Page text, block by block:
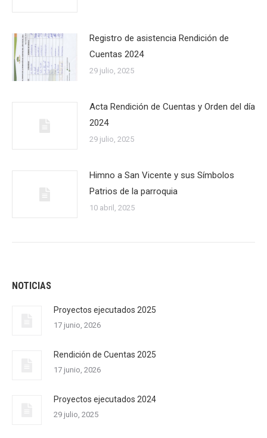
Registro de asistencia Rendición de
Cuentas 2024
29 julio, 2025
Acta Rendición de Cuentas y Orden del día
2024
29 julio, 2025
Himno a San Vicente y sus Símbolos
Patrios de la parroquia
10 abril, 2025
NOTICIAS
Proyectos ejecutados 2025
17 junio, 2026
Rendición de Cuentas 2025
17 junio, 2026
Proyectos ejecutados 2024
29 julio, 2025